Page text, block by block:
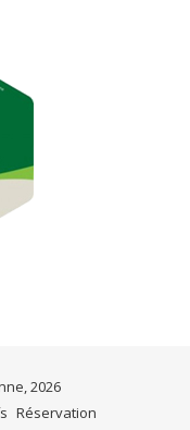
2026
Réservation